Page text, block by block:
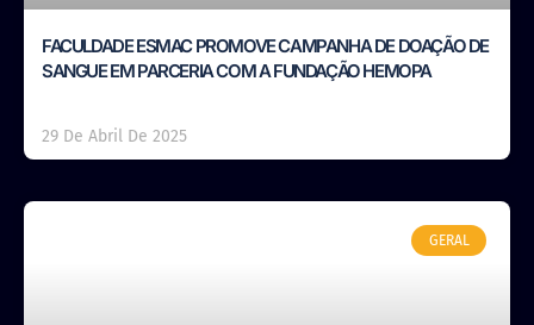
FACULDADE ESMAC PROMOVE CAMPANHA DE DOAÇÃO DE
SANGUE EM PARCERIA COM A FUNDAÇÃO HEMOPA
29 De Abril De 2025
GERAL